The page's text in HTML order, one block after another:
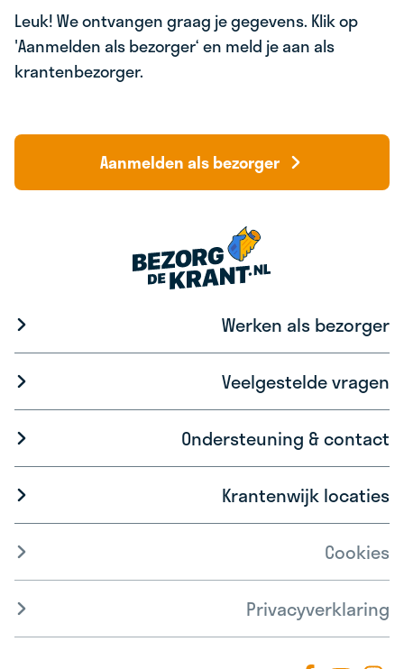
Leuk! We ontvangen graag je gegevens. Klik op
'Aanmelden als bezorger‘ en meld je aan als
krantenbezorger.
Aanmelden als bezorger
Werken als bezorger
Veelgestelde vragen
Ondersteuning & contact
Krantenwijk locaties
Cookies
Privacyverklaring